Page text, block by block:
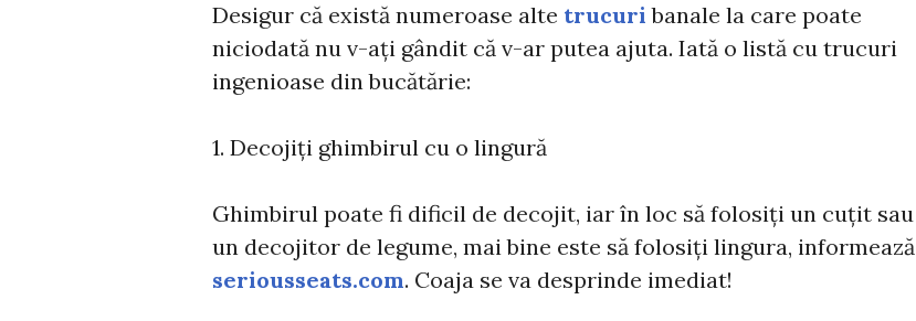
Desigur că există numeroase alte trucuri banale la care poate
niciodată nu v-ați gândit că v-ar putea ajuta. Iată o listă cu trucuri
ingenioase din bucătărie:
1. Decojiți ghimbirul cu o lingură
Ghimbirul poate fi dificil de decojit, iar în loc să folosiți un cuțit sau
un decojitor de legume, mai bine este să folosiți lingura, informează
seriousseats.com. Coaja se va desprinde imediat!